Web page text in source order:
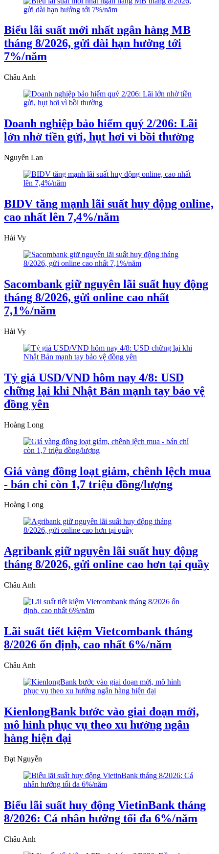
Biểu lãi suất mới nhất ngân hàng MB
tháng 8/2026, gửi dài hạn hưởng tới
7%/năm
Châu Anh
Doanh nghiệp bảo hiểm quý 2/206: Lãi
lớn nhờ tiền gửi, hụt hơi vì bồi thường
Nguyễn Lan
BIDV tăng mạnh lãi suất huy động online,
cao nhất lên 7,4%/năm
Hải Vy
Sacombank giữ nguyên lãi suất huy động
tháng 8/2026, gửi online cao nhất
7,1%/năm
Hải Vy
Tỷ giá USD/VND hôm nay 4/8: USD
chững lại khi Nhật Bản mạnh tay bảo vệ
đồng yên
Hoàng Long
Giá vàng đồng loạt giảm, chênh lệch mua
- bán chỉ còn 1,7 triệu đồng/lượng
Hoàng Long
Agribank giữ nguyên lãi suất huy động
tháng 8/2026, gửi online cao hơn tại quầy
Châu Anh
Lãi suất tiết kiệm Vietcombank tháng
8/2026 ổn định, cao nhất 6%/năm
Châu Anh
KienlongBank bước vào giai đoạn mới,
mô hình phục vụ theo xu hướng ngân
hàng hiện đại
Đạt Nguyễn
Biểu lãi suất huy động VietinBank tháng
8/2026: Cá nhân hưởng tối đa 6%/năm
Châu Anh